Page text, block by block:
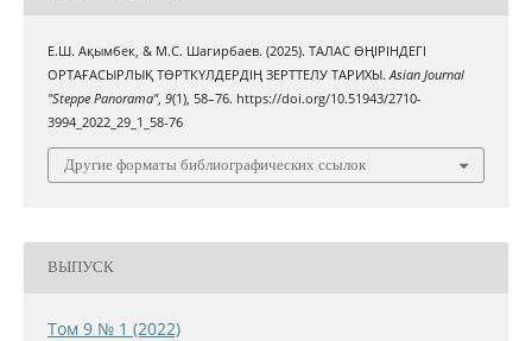
Е.Ш. Ақымбек, & М.С. Шагирбаев. (2025). ТАЛАС ӨҢІРІНДЕГІ
ОРТАҒАСЫРЛЫҚ ТӨРТКҮЛДЕРДІҢ ЗЕРТТЕЛУ ТАРИХЫ.Asian Journal
"Steppe Panorama", 9(1), 58–76. https://doi.org/10.51943/2710-
3994_2022_29_1_58-76
Другие форматы библиографических ссылок
ВЫПУСК
Том 9 № 1 (2022)